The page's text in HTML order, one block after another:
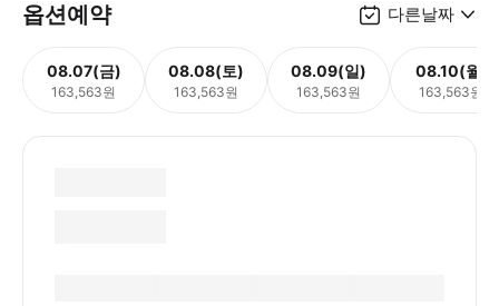
옵션예약 다른날짜
08.07(금)
163,563원
08.08(토)
163,563원
08.09(일)
163,563원
08.10(월)
163,563원